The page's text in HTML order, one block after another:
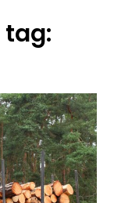
tag: